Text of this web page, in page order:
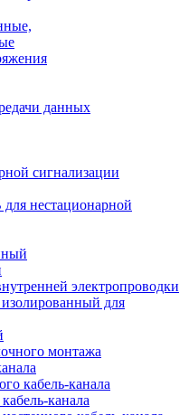
данных
сигнализации
нестационарной
электропроводки
для
монтажа
кабель-канала
канала